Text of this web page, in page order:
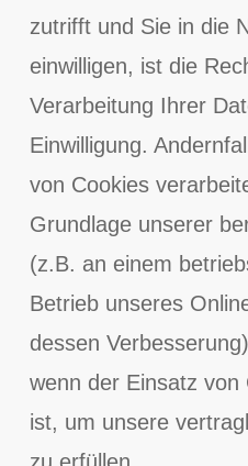
zutrifft und Sie in die
einwilligen, ist die
Verarbeitung Ihrer
Einwilligung.
von Cookies
Grundlage unserer
(z.B. an einem
Betrieb unseres
dessen
wenn der Einsatz von
ist, um unsere